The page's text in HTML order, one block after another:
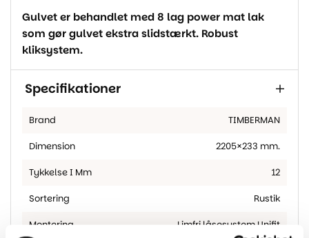
Gulvet er behandlet med 8 lag power mat lak
som gør gulvet ekstra slidstærkt. Robust
kliksystem.
Specifikationer
Brand TIMBERMAN
Dimension 2205×233 mm.
Tykkelse I Mm 12
Sortering Rustik
Montering Limfri låsesystem Unifit